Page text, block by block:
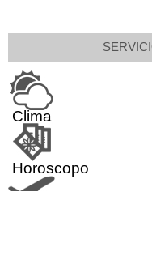
Clima
Horoscopo